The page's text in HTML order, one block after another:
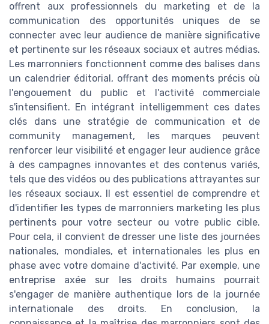
offrent aux professionnels du marketing et de la
communication des opportunités uniques de se
connecter avec leur audience de manière significative
et pertinente sur les réseaux sociaux et autres médias.
Les marronniers fonctionnent comme des balises dans
un calendrier éditorial, offrant des moments précis où
l'engouement du public et l'activité commerciale
s'intensifient. En intégrant intelligemment ces dates
clés dans une stratégie de communication et de
community management, les marques peuvent
renforcer leur visibilité et engager leur audience grâce
à des campagnes innovantes et des contenus variés,
tels que des vidéos ou des publications attrayantes sur
les réseaux sociaux. Il est essentiel de comprendre et
d'identifier les types de marronniers marketing les plus
pertinents pour votre secteur ou votre public cible.
Pour cela, il convient de dresser une liste des journées
nationales, mondiales, et internationales les plus en
phase avec votre domaine d'activité. Par exemple, une
entreprise axée sur les droits humains pourrait
s'engager de manière authentique lors de la journée
internationale des droits. En conclusion, la